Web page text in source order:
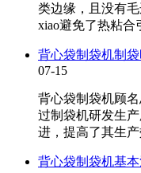
类边缘，且没有
xiao避免了热粘合
背心袋制袋机制
07-15
背心袋制袋机顾
过制袋机研发生
进，提高了其生
背心袋制袋机基本